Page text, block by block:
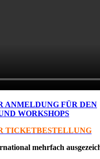
ANMELDUNG FÜR DEN
WORKSHOPS
TICKETBESTELLUNG
mehrfach